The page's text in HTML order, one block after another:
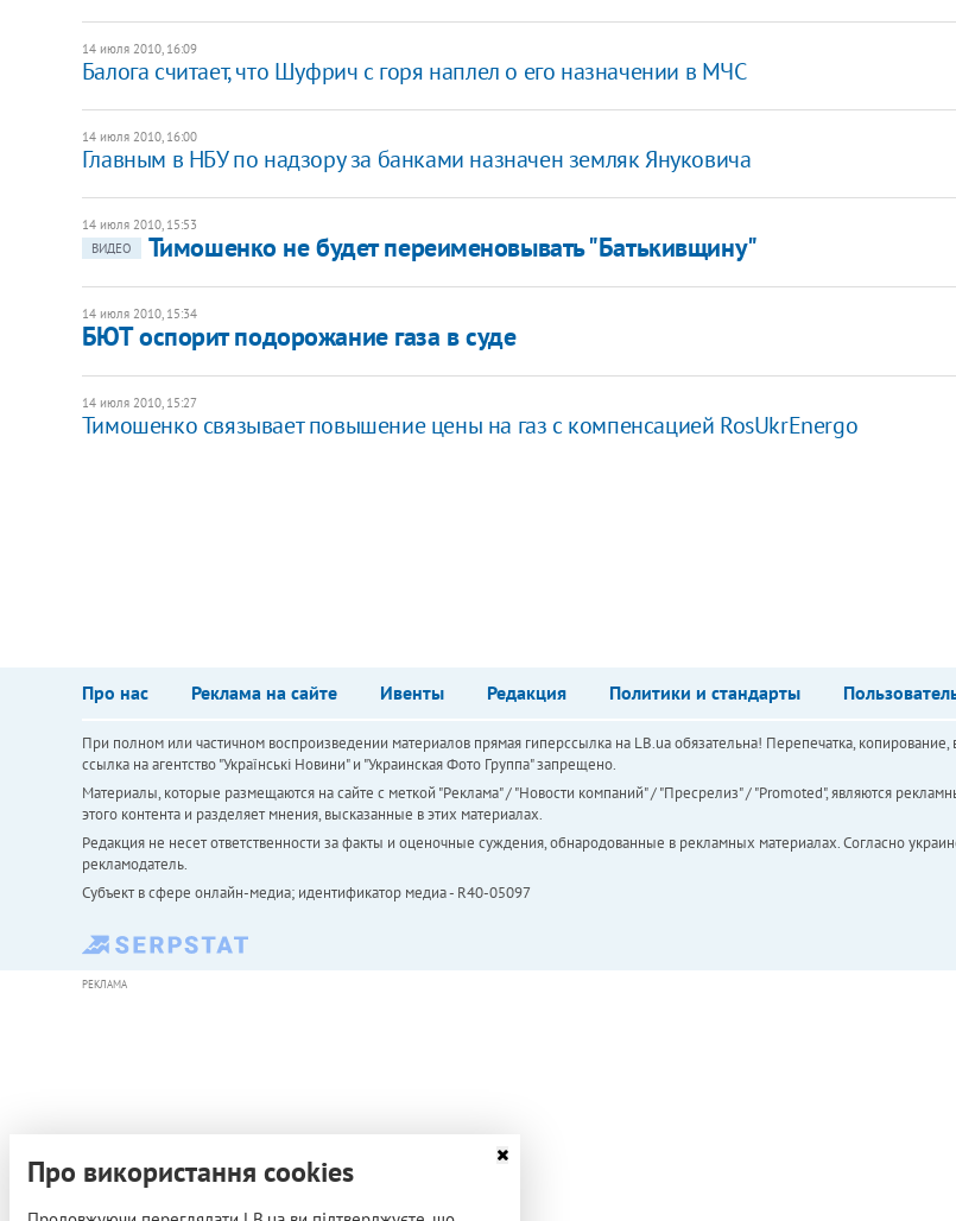
14 июля 2010, 16:09
Балога считает, что Шуфрич с горя наплел о его назначении в МЧС
14 июля 2010, 16:00
Главным в НБУ по надзору за банками назначен земляк Януковича
14 июля 2010, 15:53
ВИДЕО
Тимошенко не будет переименовывать "Батькивщину"
14 июля 2010, 15:34
БЮТ оспорит подорожание газа в суде
14 июля 2010, 15:27
Тимошенко связывает повышение цены на газ с компенсацией RosUkrEnergo
Про нас Реклама на сайте Ивенты Редакция Политики и стандарты
При полном или частичном воспроизведении материалов прямая гиперссылка на LB.ua обязательна! Перепечатка,
ссылка на агентство "Українськi Новини" и "Украинская Фото Группа" запрещено.
Материалы, которые размещаются на сайте с меткой "Реклама" / "Новости компаний" / "Пресрелиз" / "Promoted", являются
этого контента и разделяет мнения, высказанные в этих материалах.
Редакция не несет ответственности за факты и оценочные суждения, обнародованные в рекламных материалах. Согласно
рекламодатель.
Субъект в сфере онлайн-медиа; идентификатор медиа - R40-05097
РЕКЛАМА
Про використання cookies